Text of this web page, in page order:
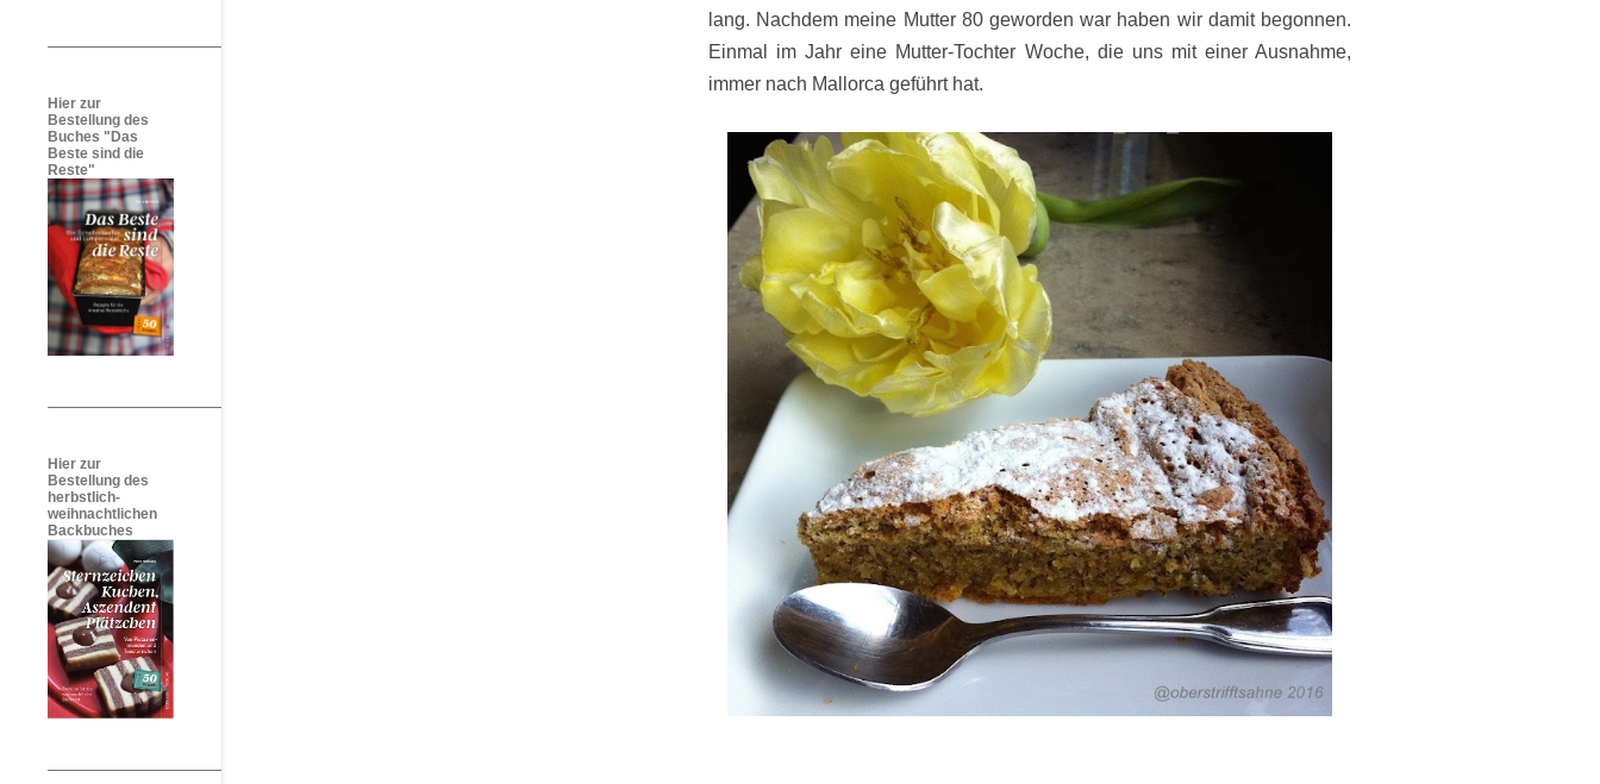
lang. Nachdem meine Mutter 80 geworden war haben wir damit begonnen.
Einmal im Jahr eine Mutter-Tochter Woche, die uns mit einer Ausnahme,
immer nach Mallorca geführt hat.
Hier zur
Bestellung des
Buches "Das
Beste sind die
Reste"
Hier zur
Bestellung des
herbstlich-
weihnachtlichen
Backbuches